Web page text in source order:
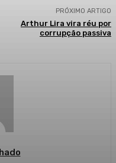
PRÓXIMO ARTIGO
Arthur Lira vira réu por
corrupção passiva